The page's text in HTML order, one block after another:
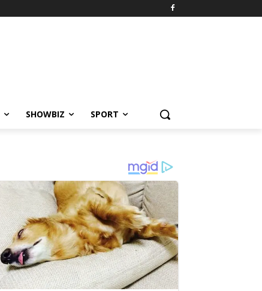
SHOWBIZ SPORT